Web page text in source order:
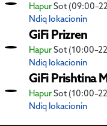
HapurSot
Ndiq lokacionin
GiFi Prizren
HapurSot
Ndiq lokacionin
GiFi Prishtina
HapurSot
Ndiq lokacionin
dhe aromë